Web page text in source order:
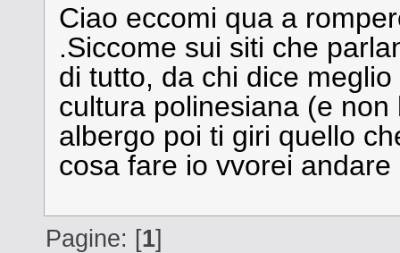
Ciao eccomi qua a
.Siccome sui siti che
di tutto, da chi dice
cultura polinesiana (e
albergo poi ti giri quello
cosa fare io vvorei
Pagine: [1]